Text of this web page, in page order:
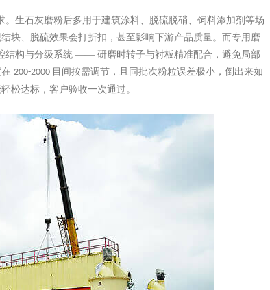
。生石灰磨粉后多用于建筑涂料、脱硫脱硝、饲料添加剂等场
块、脱硫效果会打折扣，甚至影响下游产品质量。而专用磨
结构与分级系统 —— 研磨时转子与衬板精准配合，避免局部
200-2000 目间按需调节，且同批次粉粒误差极小，倒出来如
松达标，客户验收一次通过。